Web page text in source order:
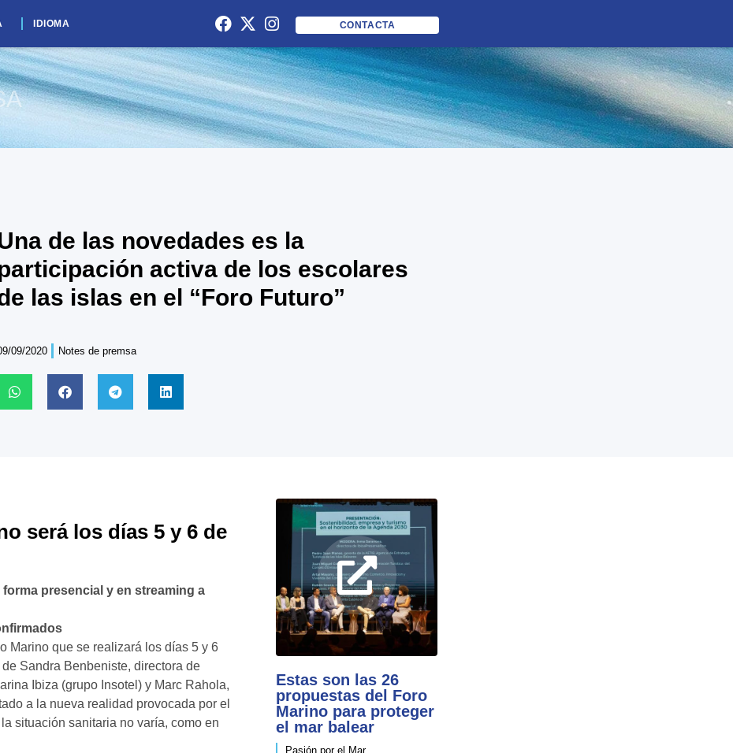
IDIOMA CONTACTA
de las novedades es la
activa de los escolares
las islas en el “Foro Futuro”
09/2020 Notes de premsa
será los días 5 y 6 de
presencial y en streaming a
Marino que se realizará los días 5 y 6
Sandra Benbeniste, directora de
Ibiza (grupo Insotel) y Marc Rahola,
a la nueva realidad provocada por el
situación sanitaria no varía, como en
Estas son las 26
propuestas del Foro
Marino para proteger
el mar balear
Pasión por el Mar